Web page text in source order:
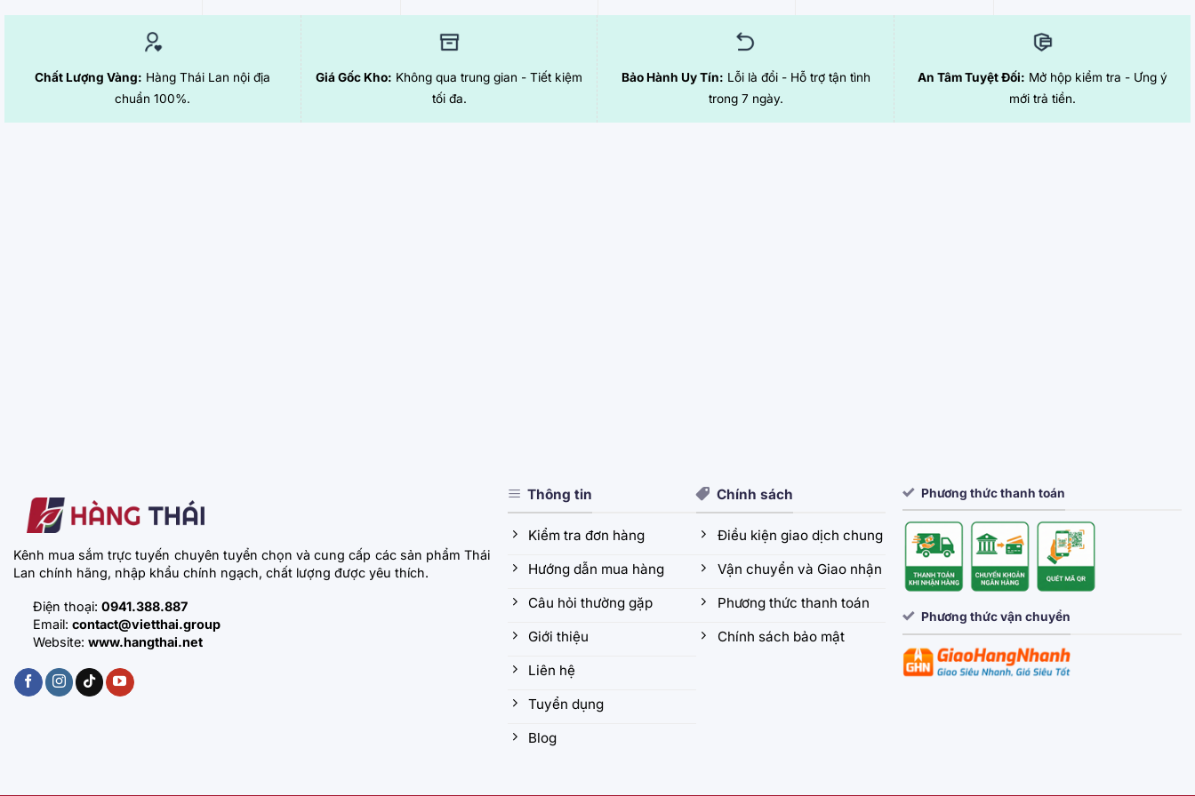
Chất Lượng Vàng: Hàng Thái Lan nội địa
chuẩn 100%.
Giá Gốc Kho: Không qua trung gian - Tiết kiệm
tối đa.
Bảo Hành Uy Tín: Lỗi là đổi - Hỗ trợ tận tình
trong 7 ngày.
An Tâm Tuyệt Đối: Mở hộp kiểm tra - Ưng ý
mới trả tiền.
Kênh mua sắm trực tuyến chuyên tuyển chọn và cung cấp các sản phẩm Thái
Lan chính hãng, nhập khẩu chính ngạch, chất lượng được yêu thích.
Điện thoại: 0941.388.887
Email: contact@vietthai.group
Website: www.hangthai.net
Thông tin
Kiểm tra đơn hàng
Hướng dẫn mua hàng
Câu hỏi thường gặp
Giới thiệu
Liên hệ
Tuyển dụng
Blog
Chính sách
Điều kiện giao dịch chung
Vận chuyển và Giao nhận
Phương thức thanh toán
Chính sách bảo mật
Phương thức thanh toán
Phương thức vận chuyển